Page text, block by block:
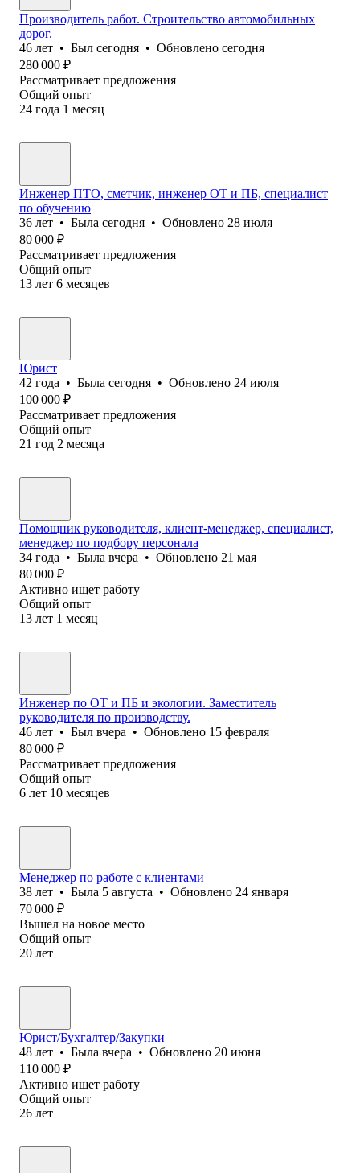
Производитель работ. Строительство автомобильных
дорог.
46 лет • Был сегодня • Обновлено сегодня
280 000 ₽
Рассматривает предложения
Общий опыт
24 года 1 месяц
Инженер ПТО, сметчик, инженер ОТ и ПБ, специалист
по обучению
36 лет • Была сегодня • Обновлено 28 июля
80 000 ₽
Рассматривает предложения
Общий опыт
13 лет 6 месяцев
Юрист
42 года • Была сегодня • Обновлено 24 июля
100 000 ₽
Рассматривает предложения
Общий опыт
21 год 2 месяца
Помощник руководителя, клиент-менеджер, специалист,
менеджер по подбору персонала
34 года • Была вчера • Обновлено 21 мая
80 000 ₽
Активно ищет работу
Общий опыт
13 лет 1 месяц
Инженер по ОТ и ПБ и экологии. Заместитель
руководителя по производству.
46 лет • Был вчера • Обновлено 15 февраля
80 000 ₽
Рассматривает предложения
Общий опыт
6 лет 10 месяцев
Менеджер по работе с клиентами
38 лет • Была 5 августа • Обновлено 24 января
70 000 ₽
Вышел на новое место
Общий опыт
20 лет
Юрист/Бухгалтер/Закупки
48 лет • Была вчера • Обновлено 20 июня
110 000 ₽
Активно ищет работу
Общий опыт
26 лет